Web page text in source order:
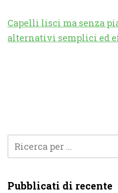
Capelli lisci ma senza
alternativi semplici ed
Pubblicati di recente